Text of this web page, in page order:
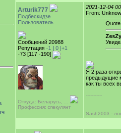
Arturik777
Подбескидзе
Пользователь
Сообщений 20988
Репутация -1 | 0 |+1
-73 [117 -190]
Откуда: Беларусь, …
Профессия: спекулянт
2021-12-04
From:
Quote
Я 2 раза
предыдущие
как ты всех
-----------
Sash2003 -